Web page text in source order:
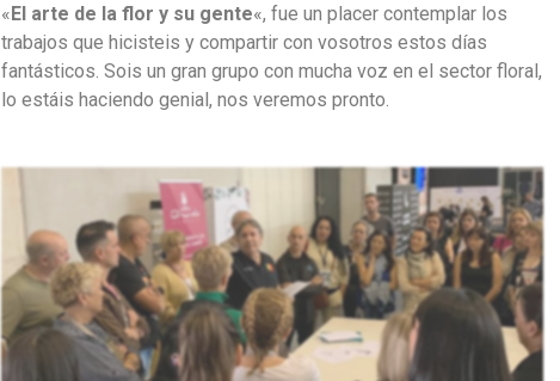
«El arte de la flor y su gente«, fue un placer contemplar los
trabajos que hicisteis y compartir con vosotros estos días
fantásticos. Sois un gran grupo con mucha voz en el sector floral,
lo estáis haciendo genial, nos veremos pronto.